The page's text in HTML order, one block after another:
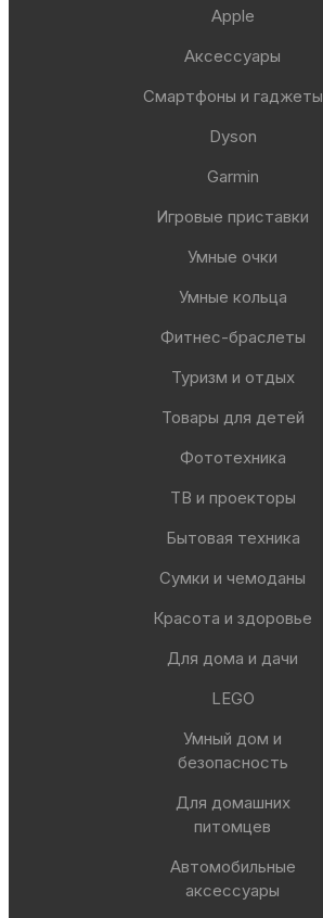
Apple
Аксессуары
Смартфоны и гаджеты
Dyson
Garmin
Игровые приставки
Умные очки
Умные кольца
Фитнес-браслеты
Туризм и отдых
Товары для детей
Фототехника
ТВ и проекторы
Бытовая техника
Сумки и чемоданы
Красота и здоровье
Для дома и дачи
LEGO
Умный дом и
безопасность
Для домашних
питомцев
Автомобильные
аксессуары